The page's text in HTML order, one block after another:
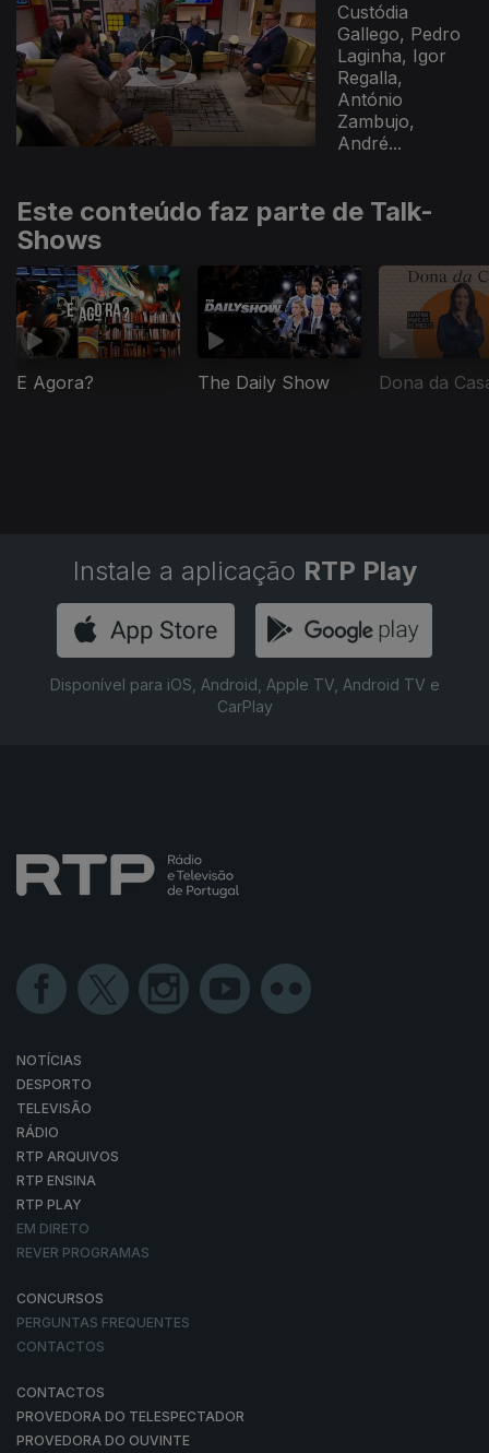
Custódia
Gallego, Pedro
Laginha, Igor
Regalla,
António
Zambujo,
André...
Este conteúdo faz parte de Talk-
Shows
E Agora? The Daily Show Dona da
Instale a aplicação RTP Play
Disponível para iOS, Android, Apple TV, Android TV e
CarPlay
NOTÍCIAS
DESPORTO
TELEVISÃO
RÁDIO
RTP ARQUIVOS
RTP ENSINA
RTP PLAY
EM DIRETO
REVER PROGRAMAS
CONCURSOS
PERGUNTAS FREQUENTES
CONTACTOS
CONTACTOS
PROVEDORA DO TELESPECTADOR
PROVEDORA DO OUVINTE